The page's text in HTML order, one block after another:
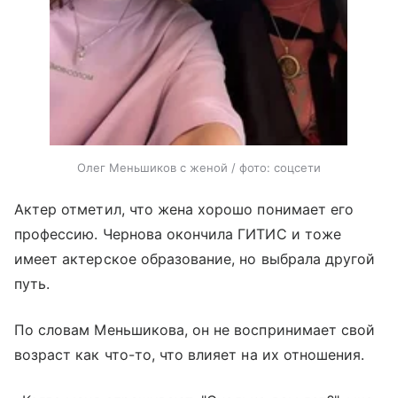
Олег Меньшиков с женой / фото: соцсети
Актер отметил, что жена хорошо понимает его
профессию. Чернова окончила ГИТИС и тоже
имеет актерское образование, но выбрала другой
путь.
По словам Меньшикова, он не воспринимает свой
возраст как что-то, что влияет на их отношения.